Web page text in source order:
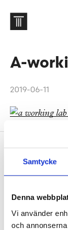
Samtycke
Denna
Vi använder
och
A-
2019-06-11
Vår historia
1906 tog oss
På Tengbom
flytta gränser